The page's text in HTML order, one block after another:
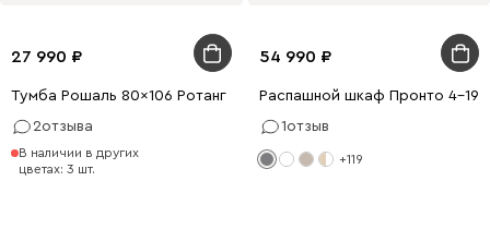
27 990
Тумба Рошаль 80x106 Ротанг
2отзыва
В наличии в других
цветах: 3 шт.
54 990
Распашной шкаф Пронто 4-
1отзыв
+119